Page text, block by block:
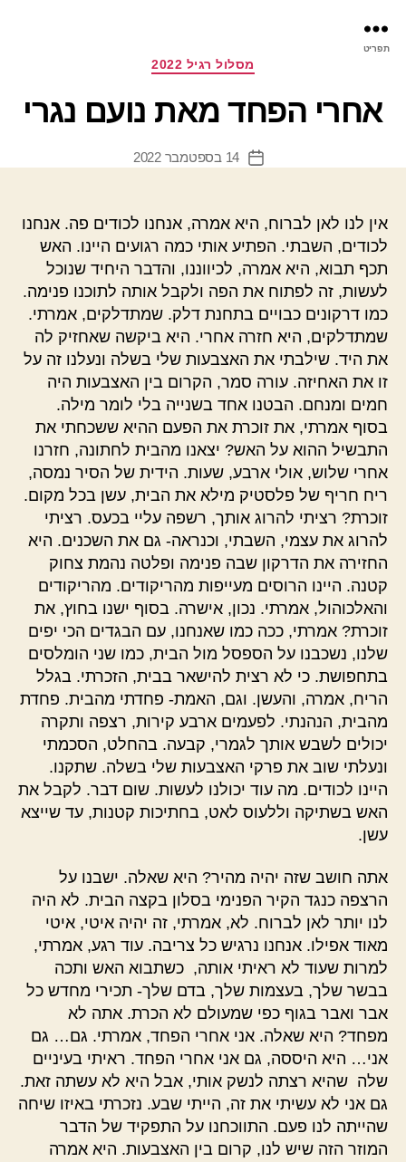
תפריט
קטגוריותמסלול רגיל 2022
אחרי הפחד מאת נועם נגרי
תאריך
14 בספטמבר 2022
אין לנו לאן לברוח, היא אמרה, אנחנו לכודים פה. אנחנו
לכודים, השבתי. הפתיע אותי כמה רגועים היינו. האש
תכף תבוא, היא אמרה, לכיווננו, והדבר היחיד שנוכל
לעשות, זה לפתוח את הפה ולקבל אותה לתוכנו פנימה.
כמו דרקונים כבויים בתחנת דלק. שמתדלקים, אמרתי.
שמתדלקים, היא חזרה אחרי. היא ביקשה שאחזיק לה
את היד. שילבתי את האצבעות שלי בשלה ונעלנו זה על
זו את האחיזה. עורה סמר, הקרום בין האצבעות היה
חמים ומנחם. הבטנו אחד בשנייה בלי לומר מילה.
בסוף אמרתי, את זוכרת את הפעם ההיא ששכחתי את
התבשיל ההוא על האש? יצאנו מהבית לחתונה, חזרנו
אחרי שלוש, אולי ארבע, שעות. הידית של הסיר נמסה,
ריח חריף של פלסטיק מילא את הבית, עשן בכל מקום.
זוכרת? רציתי להרוג אותך, רשפה עליי בכעס. רציתי
להרוג את עצמי, השבתי, וכנראה- גם את השכנים. היא
החזירה את הדרקון שבה פנימה ופלטה נהמת צחוק
קטנה. היינו הרוסים מעייפות מהריקודים. מהריקודים
והאלכוהול, אמרתי. נכון, אישרה. בסוף ישנו בחוץ, את
זוכרת? אמרתי, ככה כמו שאנחנו, עם הבגדים הכי יפים
שלנו, נשכבנו על הספסל מול הבית, כמו שני הומלסים
בתחפושת. כי לא רצית להישאר בבית, הזכרתי. בגלל
הריח, אמרה, והעשן. וגם, האמת- פחדתי מהבית. פחדת
מהבית, הנהנתי. לפעמים ארבע קירות, רצפה ותקרה
יכולים לשבש אותך לגמרי, קבעה. בהחלט, הסכמתי
ונעלתי שוב את פרקי האצבעות שלי בשלה. שתקנו.
היינו לכודים. מה עוד יכולנו לעשות. שום דבר. לקבל את
האש בשתיקה וללעוס לאט, בחתיכות קטנות, עד שייצא
עשן.
אתה חושב שזה יהיה מהיר? היא שאלה. ישבנו על
הרצפה כנגד הקיר הפנימי בסלון בקצה הבית. לא היה
לנו יותר לאן לברוח. לא, אמרתי, זה יהיה איטי, איטי
מאוד אפילו. אנחנו נרגיש כל צריבה. עוד רגע, אמרתי,
למרות שעוד לא ראיתי אותה, כשתבוא האש ותכה
בבשר שלך, בעצמות שלך, בדם שלך- תכירי מחדש כל
אבר ואבר בגוף כפי שמעולם לא הכרת. אתה לא
מפחד? היא שאלה. אני אחרי הפחד, אמרתי. גם… גם
אני… היא היססה, גם אני אחרי הפחד. ראיתי בעיניים
שלה שהיא רצתה לנשק אותי, אבל היא לא עשתה זאת.
גם אני לא עשיתי את זה, הייתי שבע. נזכרתי באיזו שיחה
שהייתה לנו פעם. התווכחנו על התפקיד של הדבר
המוזר הזה שיש לנו, קרום בין האצבעות. היא אמרה